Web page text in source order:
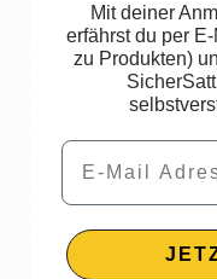
Mit deiner
erfährst du per
zu Produkten)
Email